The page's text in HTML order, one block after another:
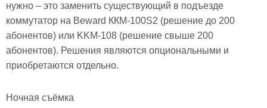
нужно – это заменить существующий в подъезде
коммутатор на Beward ККМ-100S2 (решение до 200
абонентов) или KKM-108 (решение свыше 200
абонентов). Решения являются опциональными и
приобретаются отдельно.
Ночная съёмка